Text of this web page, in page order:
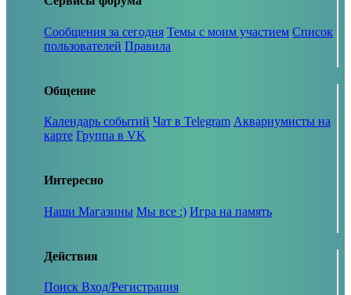
Сообщения за сегодня Темы с моим участием Список
пользователей Правила
Общение
Календарь событий Чат в Telegram Аквариумисты на
карте Группа в VK
Интересно
Наши Магазины Мы все :) Игра на память
Действия
Поиск Вход/Регистрация